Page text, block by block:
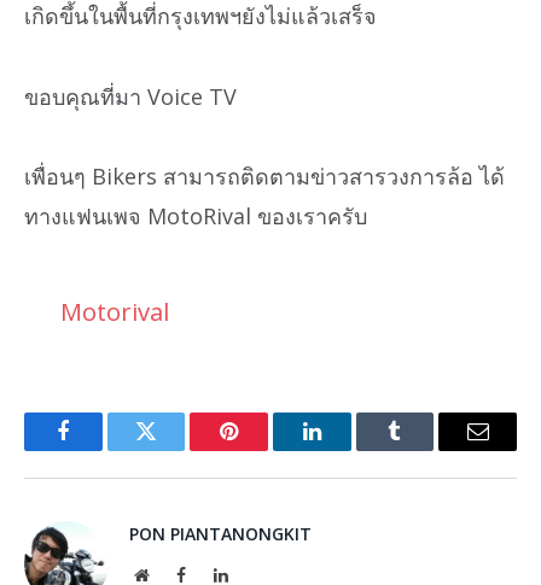
เกิดขึ้นในพื้นที่กรุงเทพฯยังไม่แล้วเสร็จ
ขอบคุณที่มา Voice TV
เพื่อนๆ Bikers สามารถติดตามข่าวสารวงการล้อ ได้
ทางแฟนเพจ MotoRival ของเราครับ
Motorival
FacebookTwitter Pinterest LinkedInTumblr Email
PON PIANTANONGKIT
WebsiteFacebookLinkedIn